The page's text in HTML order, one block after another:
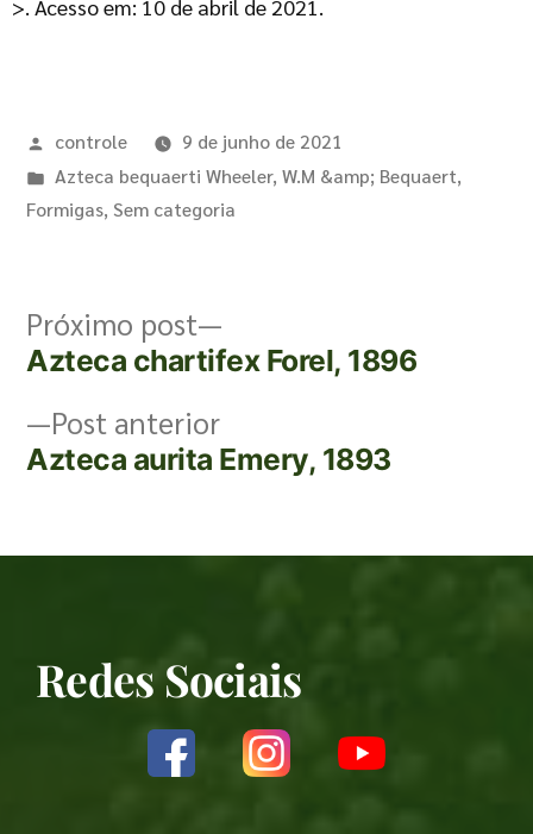
>. Acesso em: 10 de abril de 2021.
controle
9 de junho de 2021
Azteca bequaerti Wheeler, W.M &amp; Bequaert,
Formigas, Sem categoria
Post anterior
Azteca aurita Emery, 1893
Próximo post
Azteca chartifex Forel, 1896
Redes Sociais